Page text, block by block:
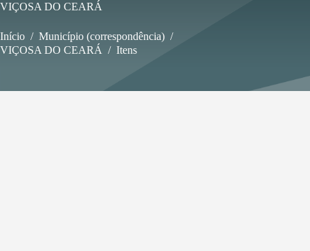
VIÇOSA DO CEARÁ
Início / Município (correspondência) /
VIÇOSA DO CEARÁ / Itens